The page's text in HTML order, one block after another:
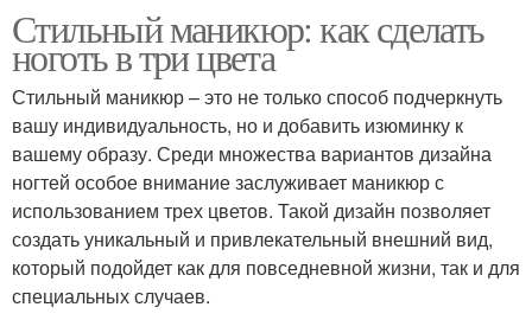
Стильный маникюр: как сделать
ноготь в три цвета
Стильный маникюр – это не только способ подчеркнуть
вашу индивидуальность, но и добавить изюминку к
вашему образу. Среди множества вариантов дизайна
ногтей особое внимание заслуживает маникюр с
использованием трех цветов. Такой дизайн позволяет
создать уникальный и привлекательный внешний вид,
который подойдет как для повседневной жизни, так и для
специальных случаев.